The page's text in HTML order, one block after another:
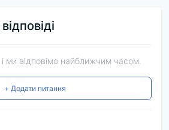
ми відповімо найближчим часом.
+ Додати питання